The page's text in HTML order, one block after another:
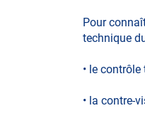
Pour
technique
• le
• la contre-